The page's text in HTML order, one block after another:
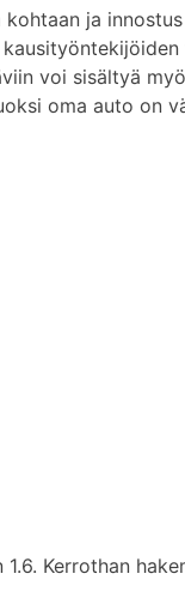
ja
voi sisältyä
oma auto on
Kerrothan